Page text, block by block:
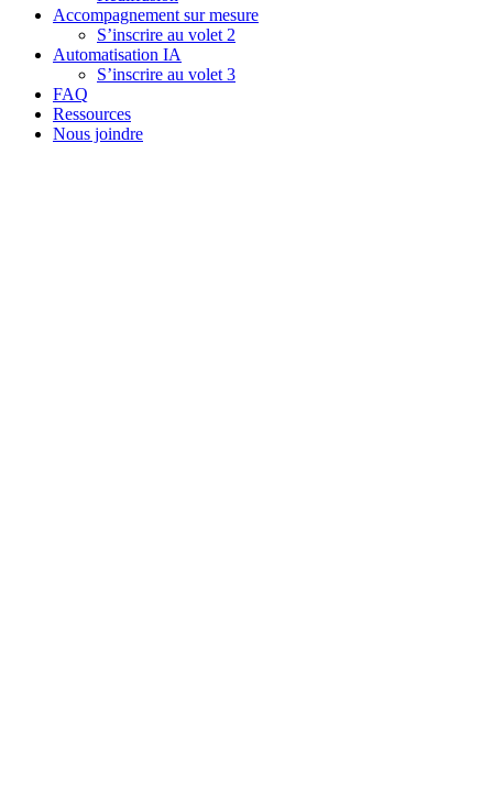
Accompagnement sur mesure
S’inscrire au volet 2
Automatisation IA
S’inscrire au volet 3
FAQ
Ressources
Nous joindre